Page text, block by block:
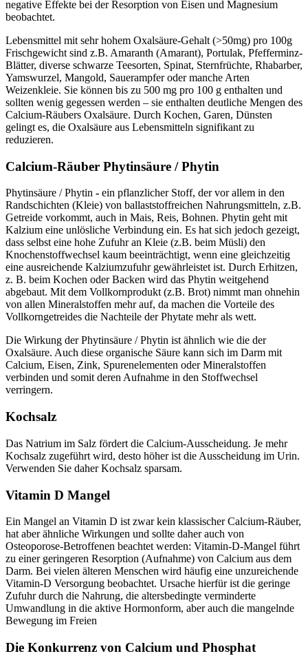
negative Effekte bei der Resorption von Eisen und Magnesium
beobachtet.
Lebensmittel mit sehr hohem Oxalsäure-Gehalt (>50mg) pro 100g
Frischgewicht sind z.B. Amaranth (Amarant), Portulak, Pfefferminz-
Blätter, diverse schwarze Teesorten, Spinat, Sternfrüchte, Rhabarber,
Yamswurzel, Mangold, Sauerampfer oder manche Arten
Weizenkleie. Sie können bis zu 500 mg pro 100 g enthalten und
sollten wenig gegessen werden – sie enthalten deutliche Mengen des
Calcium-Räubers Oxalsäure. Durch Kochen, Garen, Dünsten
gelingt es, die Oxalsäure aus Lebensmitteln signifikant zu
reduzieren.
Calcium-Räuber Phytinsäure / Phytin
Phytinsäure / Phytin - ein pflanzlicher Stoff, der vor allem in den
Randschichten (Kleie) von ballaststoffreichen Nahrungsmitteln, z.B.
Getreide vorkommt, auch in Mais, Reis, Bohnen. Phytin geht mit
Kalzium eine unlösliche Verbindung ein. Es hat sich jedoch gezeigt,
dass selbst eine hohe Zufuhr an Kleie (z.B. beim Müsli) den
Knochenstoffwechsel kaum beeinträchtigt, wenn eine gleichzeitig
eine ausreichende Kalziumzufuhr gewährleistet ist. Durch Erhitzen,
z. B. beim Kochen oder Backen wird das Phytin weitgehend
abgebaut. Mit dem Vollkornprodukt (z.B. Brot) nimmt man ohnehin
von allen Mineralstoffen mehr auf, da machen die Vorteile des
Vollkorngetreides die Nachteile der Phytate mehr als wett.
Die Wirkung der Phytinsäure / Phytin ist ähnlich wie die der
Oxalsäure. Auch diese organische Säure kann sich im Darm mit
Calcium, Eisen, Zink, Spurenelementen oder Mineralstoffen
verbinden und somit deren Aufnahme in den Stoffwechsel
verringern.
Kochsalz
Das Natrium im Salz fördert die Calcium-Ausscheidung. Je mehr
Kochsalz zugeführt wird, desto höher ist die Ausscheidung im Urin.
Verwenden Sie daher Kochsalz sparsam.
Vitamin D Mangel
Ein Mangel an Vitamin D ist zwar kein klassischer Calcium-Räuber,
hat aber ähnliche Wirkungen und sollte daher auch von
Osteoporose-Betroffenen beachtet werden: Vitamin-D-Mangel führt
zu einer geringeren Resorption (Aufnahme) von Calcium aus dem
Darm. Bei vielen älteren Menschen wird häufig eine unzureichende
Vitamin-D Versorgung beobachtet. Ursache hierfür ist die geringe
Zufuhr durch die Nahrung, die altersbedingte verminderte
Umwandlung in die aktive Hormonform, aber auch die mangelnde
Bewegung im Freien
Die Konkurrenz von Calcium und Phosphat